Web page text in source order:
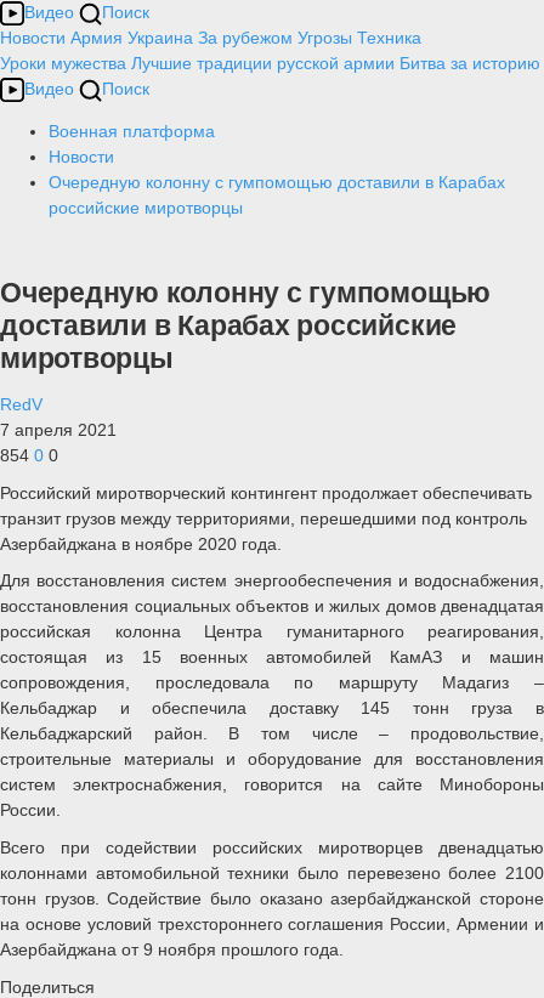
Видео
Поиск
Новости Армия Украина За рубежом Угрозы Техника
Уроки мужества Лучшие традиции русской армии Битва за историю
Видео
Поиск
Военная платформа
Новости
Очередную колонну с гумпомощью доставили в Карабах
российские миротворцы
Очередную колонну с гумпомощью
доставили в Карабах российские
миротворцы
RedV
7 апреля 2021
854 0 0
Российский миротворческий контингент продолжает обеспечивать
транзит грузов между территориями, перешедшими под контроль
Азербайджана в ноябре 2020 года.
Для восстановления систем энергообеспечения и водоснабжения,
восстановления социальных объектов и жилых домов двенадцатая
российская колонна Центра гуманитарного реагирования,
состоящая из 15 военных автомобилей КамАЗ и машин
сопровождения, проследовала по маршруту Мадагиз –
Кельбаджар и обеспечила доставку 145 тонн груза в
Кельбаджарский район. В том числе – продовольствие,
строительные материалы и оборудование для восстановления
систем электроснабжения, говорится на сайте Минобороны
России.
Всего при содействии российских миротворцев двенадцатью
колоннами автомобильной техники было перевезено более 2100
тонн грузов. Содействие было оказано азербайджанской стороне
на основе условий трехстороннего соглашения России, Армении и
Азербайджана от 9 ноября прошлого года.
Поделиться